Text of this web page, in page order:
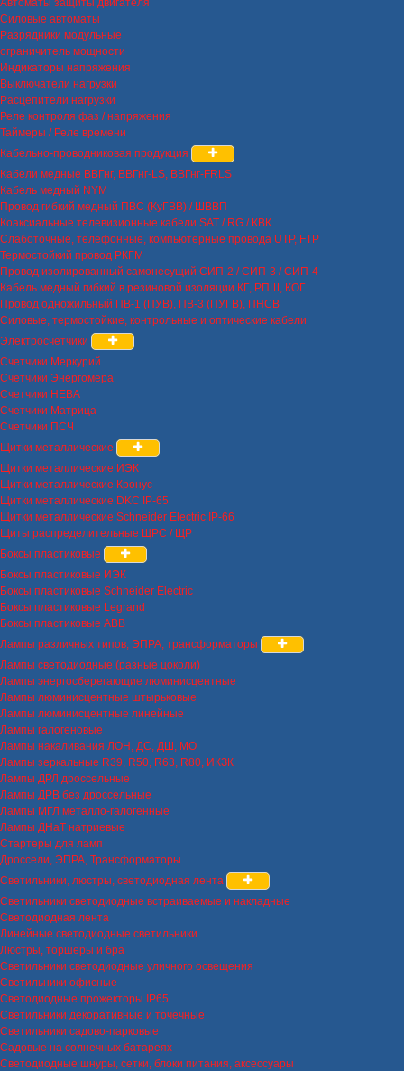
Силовые автоматы
Разрядники модульные
ограничитель мощности
Индикаторы напряжения
Выключатели нагрузки
Расцепители нагрузки
Реле контроля фаз / напряжения
Таймеры / Реле времени
Кабельно-проводниковая продукция
Кабели медные ВВГнг, ВВГнг-LS, ВВГнг-FRLS
Кабель медный NYM
Провод гибкий медный ПВС (КуГВВ) / ШВВП
Коаксиальные телевизионные кабели SAT / RG / КВК
Слаботочные, телефонные, компьютерные провода UTP, FTP
Термостойкий провод РКГМ
Провод изолированный самонесущий СИП-2 / СИП-3 / СИП-4
Кабель медный гибкий в резиновой изоляции КГ, РПШ, КОГ
Провод одножильный ПВ-1 (ПУВ), ПВ-3 (ПУГВ), ПНСВ
Силовые, термостойкие, контрольные и оптические кабели
Электросчетчики
Счетчики Меркурий
Счетчики Энергомера
Счетчики НЕВА
Счетчики Матрица
Счетчики ПСЧ
Щитки металлические
Щитки металлические ИЭК
Щитки металлические Кронус
Щитки металлические DKC IP-65
Щитки металлические Schneider Electric IP-66
Щиты распределительные ЩРС / ЩР
Боксы пластиковые
Боксы пластиковые ИЭК
Боксы пластиковые Schneider Electric
Боксы пластиковые Legrand
Боксы пластиковые ABB
Лампы различных типов, ЭПРА, трансформаторы
Лампы светодиодные (разные цоколи)
Лампы энергосберегающие люминисцентные
Лампы люминисцентные штырьковые
Лампы люминисцентные линейные
Лампы галогеновые
Лампы накаливания ЛОН, ДС, ДШ, МО
Лампы зеркальные R39, R50, R63, R80, ИКЗК
Лампы ДРЛ дроссельные
Лампы ДРВ без дроссельные
Лампы МГЛ металло-галогенные
Лампы ДНаТ натриевые
Стартеры для ламп
Дроссели, ЭПРА, Трансформаторы
Светильники, люстры, светодиодная лента
Светильники светодиодные встраиваемые и накладные
Светодиодная лента
Линейные светодиодные светильники
Люстры, торшеры и бра
Светильники светодиодные уличного освещения
Светильники офисные
Светодиодные прожекторы IP65
Светильники декоративные и точечные
Светильники садово-парковые
Садовые на солнечных батареях
Светодиодные шнуры, сетки, блоки питания, аксессуары